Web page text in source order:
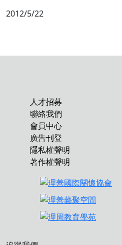
2012/5/22
人才招募
聯絡我們
會員中心
廣告刊登
隱私權聲明
著作權聲明